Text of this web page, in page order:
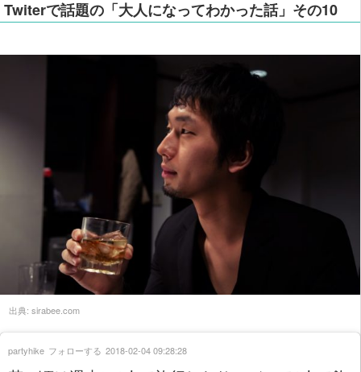
Twiterで話題の「大人になってわかった話」その10
出典: sirabee.com
partyhike フォローする 2018-02-04 09:28:28